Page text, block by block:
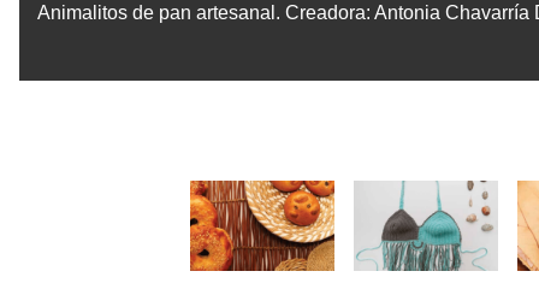
Animalitos de pan artesanal. Creadora: Antonia Chavarría